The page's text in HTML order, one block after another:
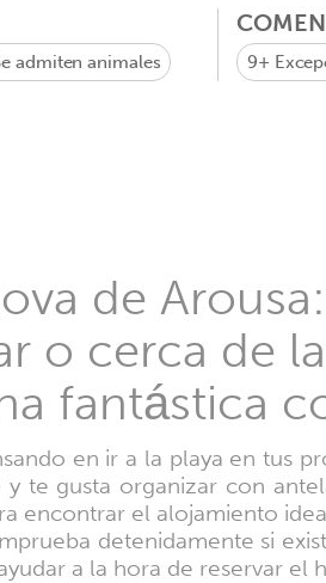
admiten animales 9+
de
o cerca de
fantástica
en ir a la playa en tus
y te gusta organizar con
encontrar el alojamiento
detenidamente si
a la hora de reservar el